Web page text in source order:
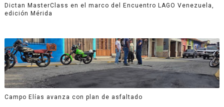
Dictan MasterClass en el marco del Encuentro LAGO Venezuela,
edición Mérida
Campo Elías avanza con plan de asfaltado